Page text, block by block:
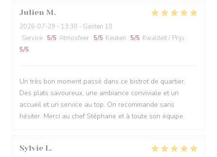
Julien M
2026-07-29 - 13:30 - Gasten 10
Service : 5/5 Atmosfeer : 5/5 Keuken : 5/5 Kwaliteit / Prijs :
5/5
Un très bon moment passé dans ce bistrot de quartier.
Des plats savoureux, une ambiance conviviale et un
accueil et un service au top. On recommande sans
hésiter. Merci au chef Stéphane et à toute son équipe.
Sylvie L